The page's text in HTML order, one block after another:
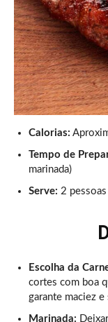
Calorias:
Tempo de
marinada)
Serve: 2 pessoas
Escolha da
cortes com boa
garante maciez e
Marinada: